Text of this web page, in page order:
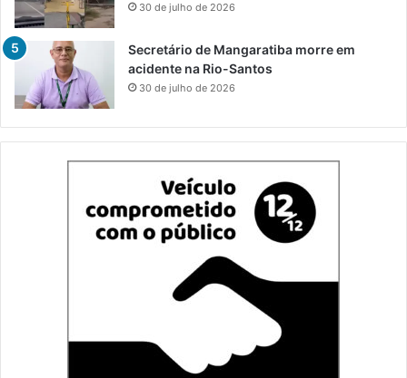
30 de julho de 2026
Secretário de Mangaratiba morre em
acidente na Rio-Santos
30 de julho de 2026